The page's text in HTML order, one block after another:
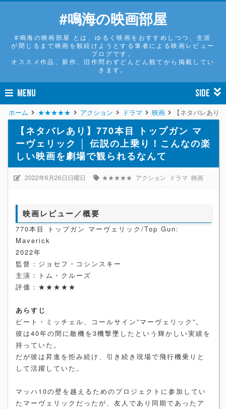
#鳴海の映画部屋
#鳴海の映画部屋 とは、ゆるく映画をおすすめしつつ、生涯
が閉じるまで映画を観続けようとする筆者による映画レビュー
ブログです。
オススメ作品、新作、旧作問わずどんどん観てから掲載してい
きます。
MENU SIDE
ホーム ★★★★★ アクション ドラマ 映画 【ネタバレあり
【ネタバレあり】770本目 トップガン マ
ーヴェリック │ 伝説の上乗り！こんなの楽
しい映画を劇場で観られるなんて
2022年6月26日日曜日 ★★★★★ アクション ドラマ 映画
映画レビュー／概要
770本目 トップガン マーヴェリック/Top Gun:
Maverick
2022年
監督：ジョセフ・コシンスキー
主演：トム・クルーズ
評価：★★★★★
あらすじ
ピート・ミッチェル、コールサイン”マーヴェリック”。
彼は40年の間に敵機を3機撃墜したという輝かしい実績を
持っていた。
だが彼は昇進を拒み続け、引き続き現場で飛行機乗りと
して活躍していた。
マッハ10の壁を越えるためのプロジェクトに参加してい
たマーヴェリックだったが、友人であり同期であったア